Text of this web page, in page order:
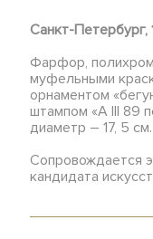
Санкт-Петербург,
Фарфор,
муфельными
орнаментом
штампом «А III 89
диаметр – 17, 5 см.
Сопровождается
кандидата